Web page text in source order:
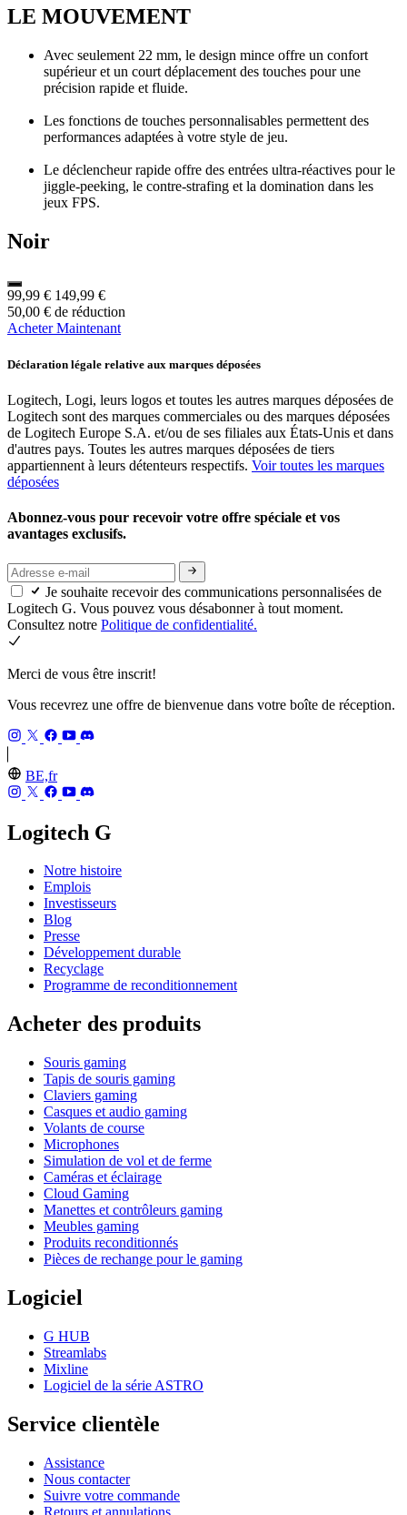
LE MOUVEMENT
Avec seulement 22 mm, le design mince offre un confort
supérieur et un court déplacement des touches pour une
précision rapide et fluide.
Les fonctions de touches personnalisables permettent des
performances adaptées à votre style de jeu.
Le déclencheur rapide offre des entrées ultra-réactives pour le
jiggle-peeking, le contre-strafing et la domination dans les
jeux FPS.
Noir
99,99 € 149,99 €
50,00 € de réduction
Acheter Maintenant
Déclaration légale relative aux marques déposées
Logitech, Logi, leurs logos et toutes les autres marques déposées de
Logitech sont des marques commerciales ou des marques déposées
de Logitech Europe S.A. et/ou de ses filiales aux États-Unis et dans
d'autres pays. Toutes les autres marques déposées de tiers
appartiennent à leurs détenteurs respectifs. Voir toutes les marques
déposées
Abonnez-vous pour recevoir votre offre spéciale et vos
avantages exclusifs.
Je souhaite recevoir des communications personnalisées de
Logitech G. Vous pouvez vous désabonner à tout moment.
Consultez notre Politique de confidentialité.
Merci de vous être inscrit!
Vous recevrez une offre de bienvenue dans votre boîte de réception.
BE,fr
Logitech G
Notre histoire
Emplois
Investisseurs
Blog
Presse
Développement durable
Recyclage
Programme de reconditionnement
Acheter des produits
Souris gaming
Tapis de souris gaming
Claviers gaming
Casques et audio gaming
Volants de course
Microphones
Simulation de vol et de ferme
Caméras et éclairage
Cloud Gaming
Manettes et contrôleurs gaming
Meubles gaming
Produits reconditionnés
Pièces de rechange pour le gaming
Logiciel
G HUB
Streamlabs
Mixline
Logiciel de la série ASTRO
Service clientèle
Assistance
Nous contacter
Suivre votre commande
Retours et annulations